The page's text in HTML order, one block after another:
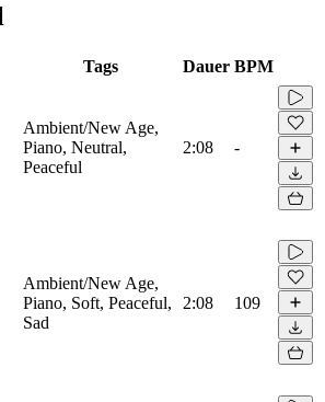
Tags Dauer BPM
Ambient/New Age,
Piano, Neutral,
Peaceful
2:08 -
Ambient/New Age,
Piano, Soft, Peaceful,
Sad
2:08 109